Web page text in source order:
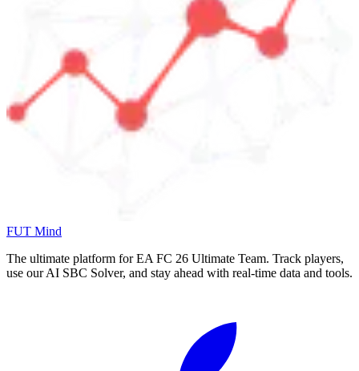
FUT Mind
The ultimate platform for EA FC 26 Ultimate Team. Track players,
use our AI SBC Solver, and stay ahead with real-time data and tools.